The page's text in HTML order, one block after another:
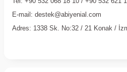
E-mail: destek@abiyenial.com
Adres: 1338 Sk. No:32 / 21 Konak /